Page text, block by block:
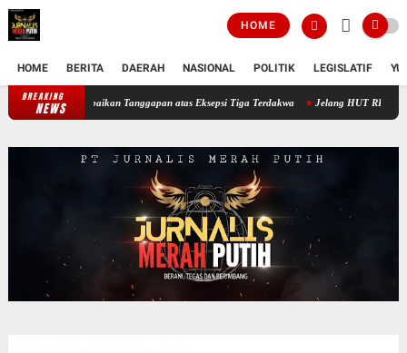
HOME
HOME BERITA DAERAH NASIONAL POLITIK LEGISLATIF
BREAKING
NEWSSidang Ketiga Dugaan Korupsi PT Semen Baturaja, JPU Sampaikan Tanggapan